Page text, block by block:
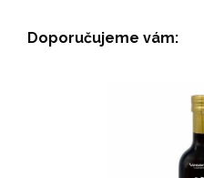
Doporučujeme vám: